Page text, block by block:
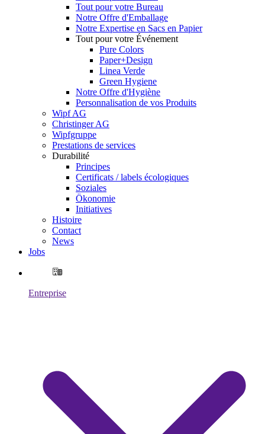
Tout pour votre Bureau
Notre Offre d'Emballage
Notre Expertise en Sacs en Papier
Tout pour votre Événement
Pure Colors
Paper+Design
Linea Verde
Green Hygiene
Notre Offre d'Hygiène
Personnalisation de vos Produits
Wipf AG
Christinger AG
Wipfgruppe
Prestations de services
Durabilité
Principes
Certificats / labels écologiques
Soziales
Ökonomie
Initiatives
Histoire
Contact
News
Jobs
Entreprise